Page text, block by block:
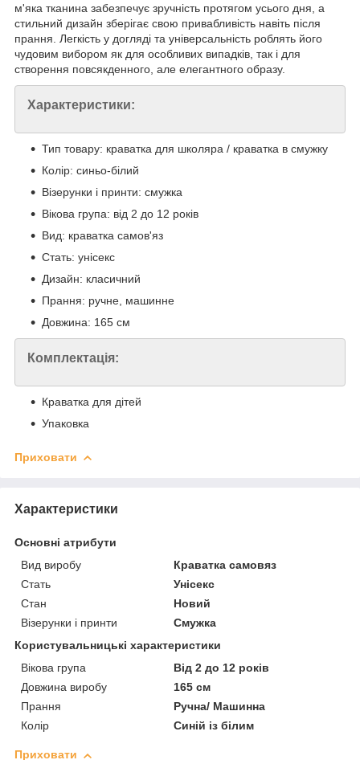
м'яка тканина забезпечує зручність протягом усього дня, а
стильний дизайн зберігає свою привабливість навіть після
прання. Легкість у догляді та універсальність роблять його
чудовим вибором як для особливих випадків, так і для
створення повсякденного, але елегантного образу.
Характеристики:
Тип товару: краватка для школяра / краватка в смужку
Колір: синьо-білий
Візерунки і принти: смужка
Вікова група: від 2 до 12 років
Вид: краватка самов'яз
Стать: унісекс
Дизайн: класичний
Прання: ручне, машинне
Довжина: 165 см
Комплектація:
Краватка для дітей
Упаковка
Приховати
Характеристики
Основні атрибути
Вид виробу
Краватка самовяз
Стать
Унісекс
Стан
Новий
Візерунки і принти
Смужка
Користувальницькі характеристики
Вікова група
Від 2 до 12 років
Довжина виробу
165 см
Прання
Ручна/ Машинна
Колір
Синій із білим
Приховати